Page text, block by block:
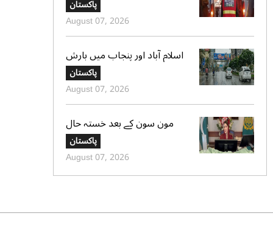
بحق، بچہ شدید زخمی
پاکستان
August 07, 2026
اسلام آباد اور پنجاب میں بارش
کی پیشگوئی، کراچی میں بوندا
باندی کا امکان
پاکستان
August 07, 2026
مون سون کے بعد خستہ حال
عمارتوں کا سروے کرایا جائے،
وزیراعلی پنجاب کی ہدایت
پاکستان
August 07, 2026